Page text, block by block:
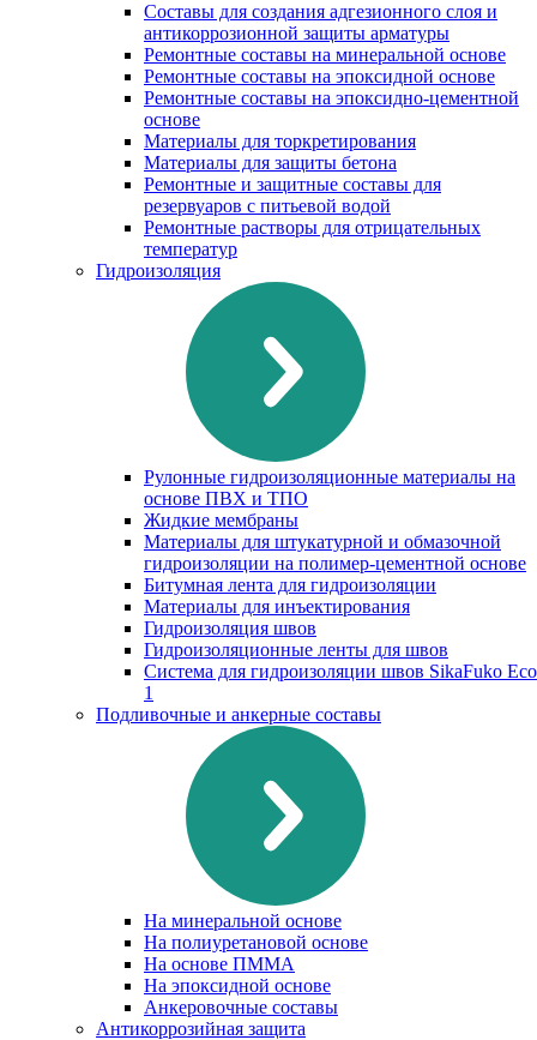
Составы для создания адгезионного слоя и
антикоррозионной защиты арматуры
Ремонтные составы на минеральной основе
Ремонтные составы на эпоксидной основе
Ремонтные составы на эпоксидно-цементной
основе
Материалы для торкретирования
Материалы для защиты бетона
Ремонтные и защитные составы для
резервуаров с питьевой водой
Ремонтные растворы для отрицательных
температур
Гидроизоляция
Рулонные гидроизоляционные материалы на
основе ПВХ и ТПО
Жидкие мембраны
Материалы для штукатурной и обмазочной
гидроизоляции на полимер-цементной основе
Битумная лента для гидроизоляции
Материалы для инъектирования
Гидроизоляция швов
Гидроизоляционные ленты для швов
Система для гидроизоляции швов SikaFuko Eco
1
Подливочные и анкерные составы
На минеральной основе
На полиуретановой основе
На основе ПММА
На эпоксидной основе
Анкеровочные составы
Антикоррозийная защита